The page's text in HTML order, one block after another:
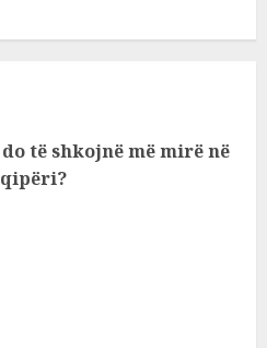
të shkojnë më mirë në